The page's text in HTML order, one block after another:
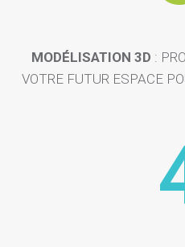
MODÉLISATION 3D :
VOTRE FUTUR ESPACE